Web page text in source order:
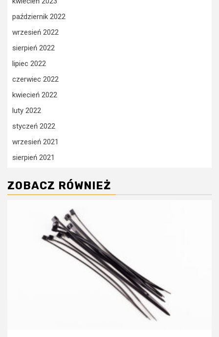
październik 2022
wrzesień 2022
sierpień 2022
lipiec 2022
czerwiec 2022
kwiecień 2022
luty 2022
styczeń 2022
wrzesień 2021
sierpień 2021
ZOBACZ RÓWNIEŻ